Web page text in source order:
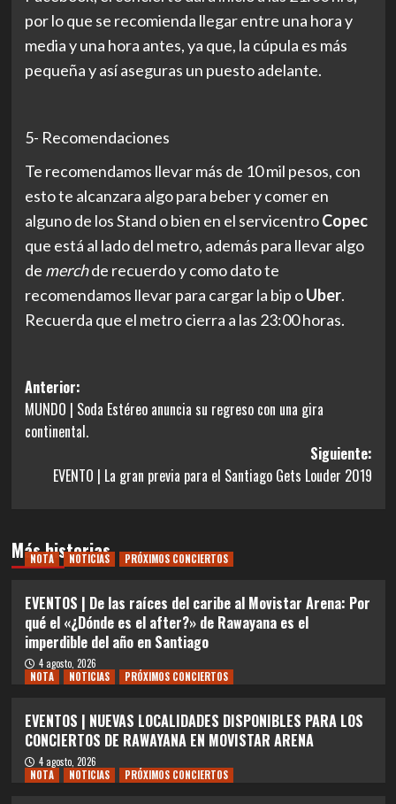
por lo que se recomienda llegar entre una hora y
media y una hora antes, ya que, la cúpula es más
pequeña y así aseguras un puesto adelante.
5- Recomendaciones
Te recomendamos llevar más de 10 mil pesos, con
esto te alcanzara algo para beber y comer en
alguno de los Stand o bien en el servicentroCopec
que está al lado del metro, además para llevar algo
de merchde recuerdo y como dato te
recomendamos llevar para cargar la bip oUber.
Recuerda que el metro cierra a las 23:00 horas.
Navegación
de
entradas
Anterior:
MUNDO | Soda Estéreo anuncia su regreso con una gira
continental.
Siguiente:
EVENTO | La gran previa para el Santiago Gets Louder 2019
Más historias
NOTA NOTICIAS PRÓXIMOS CONCIERTOS
EVENTOS | De las raíces del caribe al Movistar Arena: Por
qué el «¿Dónde es el after?» de Rawayana es el
imperdible del año en Santiago
4 agosto, 2026
NOTA
NOTICIAS PRÓXIMOS CONCIERTOS
EVENTOS | NUEVAS LOCALIDADES DISPONIBLES PARA LOS
CONCIERTOS DE RAWAYANA EN MOVISTAR ARENA
4 agosto, 2026
NOTA
NOTICIAS PRÓXIMOS CONCIERTOS